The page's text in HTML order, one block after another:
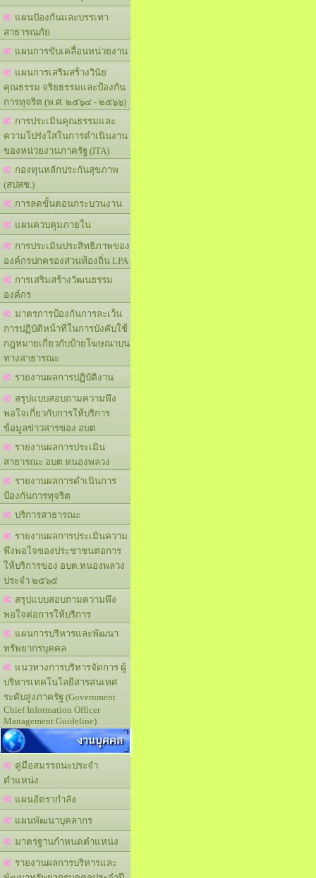
แผนปัองกันและบรรเทา
สาธารณภัย
แผนการขับเคลื่อนหน่วยงาน
แผนการเสริมสร้างวินัย
คุณธรรม จริยธรรมและป้องกัน
การทุจริต (พ.ศ. ๒๕๖๔ - ๒๕๖๖)
การประเมินคุณธรรมและ
ความโปร่งใสในการดำเนินงาน
ของหน่วยงานภาครัฐ (ITA)
กองทุนหลักประกันสุขภาพ
(สปสช.)
การลดขั้นตอนกระบวนงาน
แผนควบคุมภายใน
การประเมินประสิทธิภาพของ
องค์กรปกครองส่วนท้องถิ่น LPA
การเสริมสร้างวัฒนธรรม
องค์กร
มาตรการป้องกันการละเว้น
การปฏิบัติหน้าที่ในการบังคับใช้
กฎหมายเกี่ยวกับป้ายโฆษณาบน
ทางสาธารณะ
รายงานผลการปฏิบัติงาน
สรุปแบบสอบถามความพึง
พอใจเกี่ยวกับการให้บริการ
ข้อมูลข่าวสารของ อบต.
รายงานผลการประเมิน
สาธารณะ อบต.หนองพลวง
รายงานผลการดำเนินการ
ป้องกันการทุจริต
บริการสาธารณะ
รายงานผลการประเมินความ
พึงพอใจของประชาชนต่อการ
ให้บริการของ อบต.หนองพลวง
ประจำ ๒๕๖๕
สรุปแบบสอบถามความพึง
พอใจต่อการให้บริการ
แผนการบริหารและพัฒนา
ทรัพยากรบุคคล
แนวทางการบริหารจัดการ ผู้
บริหารเทคโนโลยีสารสนเทศ
ระดับสูงภาครัฐ (Government
Chief Information Officer
Management Guideline)
งานบุคคล
คู่มือสมรรถนะประจำ
ตำแหน่ง
แผนอัตรากำลัง
แผนพัฒนาบุคลากร
มาตรฐานกำหนดตำแหน่ง
รายงานผลการบริหารและ